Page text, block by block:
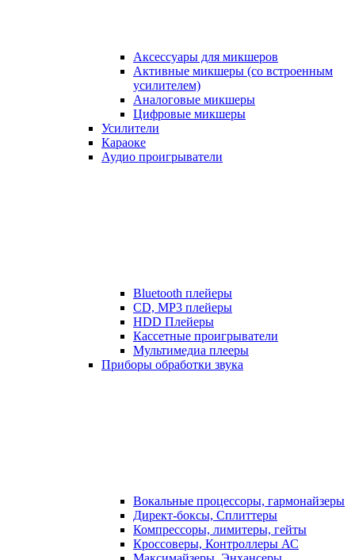
Аксессуары для микшеров
Активные микшеры (со встроенным
усилителем)
Аналоговые микшеры
Цифровые микшеры
Усилители
Караоке
Аудио проигрыватели
Bluetooth плейеры
CD, MP3 плейеры
HDD Плейеры
Кассетные проигрыватели
Мультимедиа плееры
Приборы обработки звука
Вокальные процессоры, гармонайзеры
Директ-боксы, Сплиттеры
Компрессоры, лимитеры, гейты
Кроссоверы, Контроллеры АС